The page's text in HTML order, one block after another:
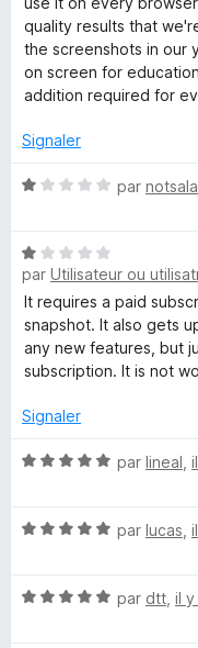
g
e
C
o
m
p
l
è
t
e
r
5
é
5
s
u
5
quality results that
the screenshots in our
on screen for
addition required for
Signaler
N
é
1
s
u
r
5
par
N
o
t
é
1
s
r
par Utilisateur ou
It requires a paid
snapshot. It also gets
any new features, but
subscription. It is not
Signaler
N
é
u
par lineal
N
é
par lucas
N
par dtt il y